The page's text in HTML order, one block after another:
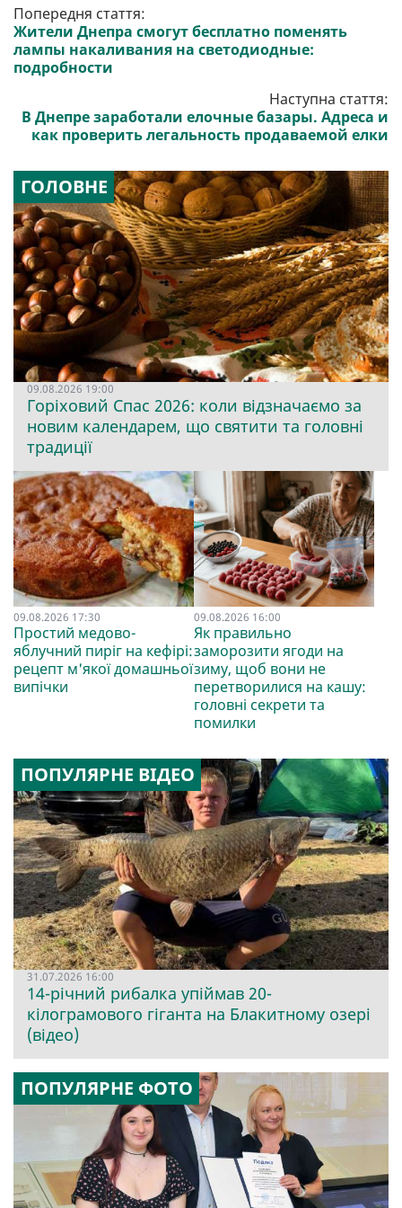
Попередня стаття:
Жители Днепра смогут бесплатно поменять
лампы накаливания на светодиодные:
подробности
Наступна стаття:
В Днепре заработали елочные базары. Адреса и
как проверить легальность продаваемой елки
ГОЛОВНЕ
09.08.2026 19:00
Горіховий Спас 2026: коли відзначаємо за
новим календарем, що святити та головні
традиції
09.08.2026 17:30
Простий медово-
яблучний пиріг на кефірі:
рецепт м'якої домашньої
випічки
09.08.2026 16:00
Як правильно
заморозити ягоди на
зиму, щоб вони не
перетворилися на кашу:
головні секрети та
помилки
ПОПУЛЯРНЕ ВІДЕО
31.07.2026 16:00
14-річний рибалка упіймав 20-
кілограмового гіганта на Блакитному озері
(відео)
ПОПУЛЯРНЕ ФОТО